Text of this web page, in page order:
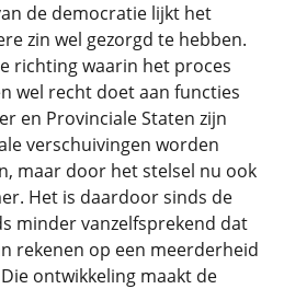
de democratie lijkt het
zin wel gezorgd te hebben.
richting waarin het proces
wel recht doet aan functies
en Provinciale Staten zijn
verschuivingen worden
maar door het stelsel nu ook
Het is daardoor sinds de
minder vanzelfsprekend dat
rekenen op een meerderheid
ontwikkeling maakt de